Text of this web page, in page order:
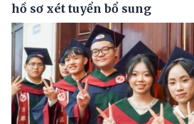
hồ sơ xét tuyển bổ sung